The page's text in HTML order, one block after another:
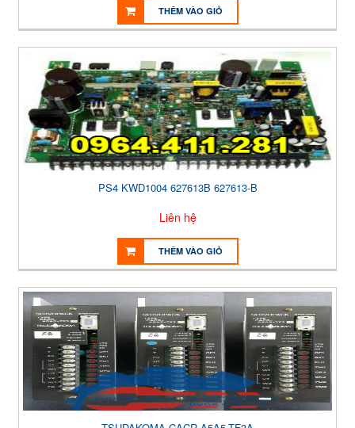
THÊM VÀO GIỎ
PS4 KWD1004 627613B 627613-B
Liên hệ
THÊM VÀO GIỎ